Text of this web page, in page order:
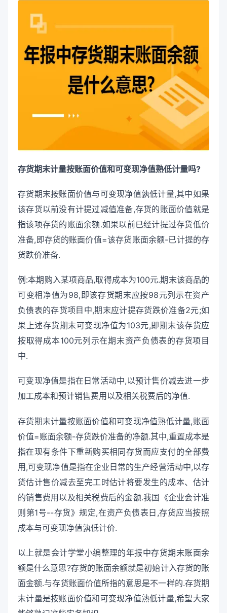
存货期末计量按账面价值和可变现净值熟低计量吗?
存货期末按账面价值与可变现净值孰低计量,其中如果
该存货以前没有计提过减值准备,存货的账面价值就是
指该项存货的账面余额.如果以前已经计提过存货低价
准备,即存货的账面价值=该存货账面余额-已计提的存
货跌价准备.
例:本期购入某项商品,取得成本为100元.期末该商品的
可变相净值为98,即该存货期末应按98元列示在资产
负债表的存货项目中,期末应计提存货跌价准备2元;如
果上述存货期末可变现净值为103元,即期末该存货应
按取得成本100元列示在期末资产负债表的存货项目
中.
可变现净值是指在日常活动中,以预计售价减去进一步
加工成本和预计销售费用以及相关税费后的净值.
存货期末计量按账面价值和可变现净值熟低计量,账面
价值=账面余额-存货跌价准备的净额.其中,重置成本是
指在现有条件下重新购买相同存货而应支付的全部费
用,可变现净值是指在企业日常的生产经营活动中,以存
货估计售价减去至完工时估计将要发生的成本、估计
的销售费用以及相关税费后的金额.我国《企业会计准
则第1号--存货》规定,在资产负债表日,存货应当按照
成本与可变现净值孰低计价.
以上就是会计学堂小编整理的年报中存货期末账面余
额是什么意思?存货的账面余额就是初始计入存货的账
面金额.与存货账面价值所指的意思是不一样的.存货期
末计量是按账面价值和可变现净值熟低计量,希望大家